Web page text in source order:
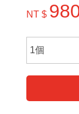
NT $